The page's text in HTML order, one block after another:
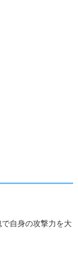
自身の攻撃力を大